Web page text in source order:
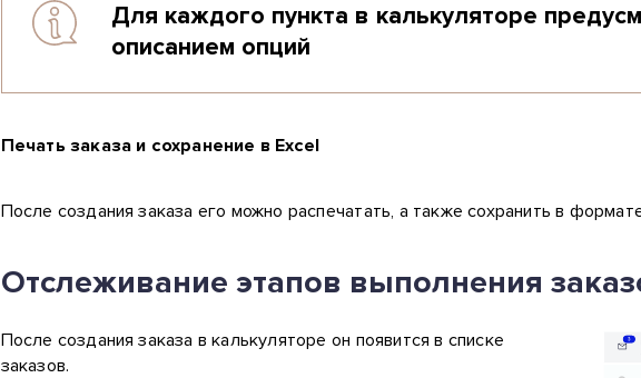
Для каждого пункта в калькуляторе
описанием опций
Печать заказа и сохранение в Excel
После создания заказа его можно распечатать, а также сохранить в
Отслеживание этапов выполнения
После создания заказа в калькуляторе он появится в списке
заказов.